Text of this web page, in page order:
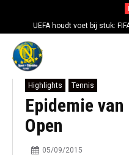
UEFA houdt voet bij stuk:
Highlights Tennis
Epidemie
Open
05/09/2015